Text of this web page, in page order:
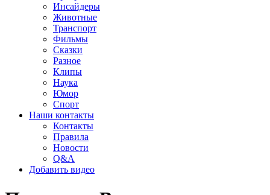
Инсайдеры
Животные
Транспорт
Фильмы
Сказки
Разное
Клипы
Наука
Юмор
Спорт
Наши контакты
Контакты
Правила
Новости
Q&A
Добавить видео